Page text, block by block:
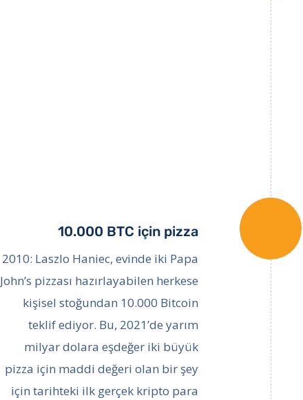
10.000 BTC için pizza
2010: Laszlo Haniec, evinde iki Papa
John’s pizzası hazırlayabilen herkese
kişisel stoğundan 10.000 Bitcoin
teklif ediyor. Bu, 2021’de yarım
milyar dolara eşdeğer iki büyük
pizza için maddi değeri olan bir şey
için tarihteki ilk gerçek kripto para